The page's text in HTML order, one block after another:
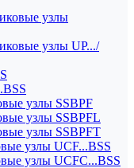
узлы
узлы UP.../
узлы SSBPF
узлы SSBPFL
узлы SSBPFT
узлы UCF...BSS
узлы UCFC...BSS